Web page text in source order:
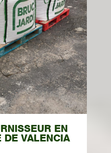
EN
DE VALENCIA